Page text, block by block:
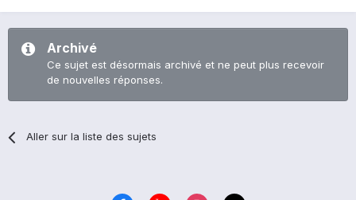
Archivé
Ce sujet est désormais archivé et ne peut plus recevoir
de nouvelles réponses.
Aller sur la liste des sujets